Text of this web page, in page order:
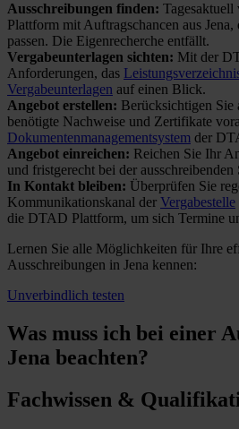
Ausschreibungen finden:
Plattform mit Auftragschancen aus
passen. Die Eigenrecherche entfällt.
Vergabeunterlagen sichten: Mit der
Anforderungen, das
Vergabeunterlagen auf einen Blick.
Angebot erstellen: Berücksichtigen Sie
benötigte Nachweise und Zertifikate
Dokumentenmanagementsystem der
Angebot einreichen: Reichen Sie Ihr
und fristgerecht bei der ausschreibenden
In Kontakt bleiben: Überprüfen Sie
Kommunikationskanal der Vergabestelle
die DTAD Plattform, um sich Termine
Lernen Sie alle Möglichkeiten für Ihre
Ausschreibungen in Jena kennen:
Unverbindlich testen
Was muss ich bei einer
Jena beachten?
Fachwissen &